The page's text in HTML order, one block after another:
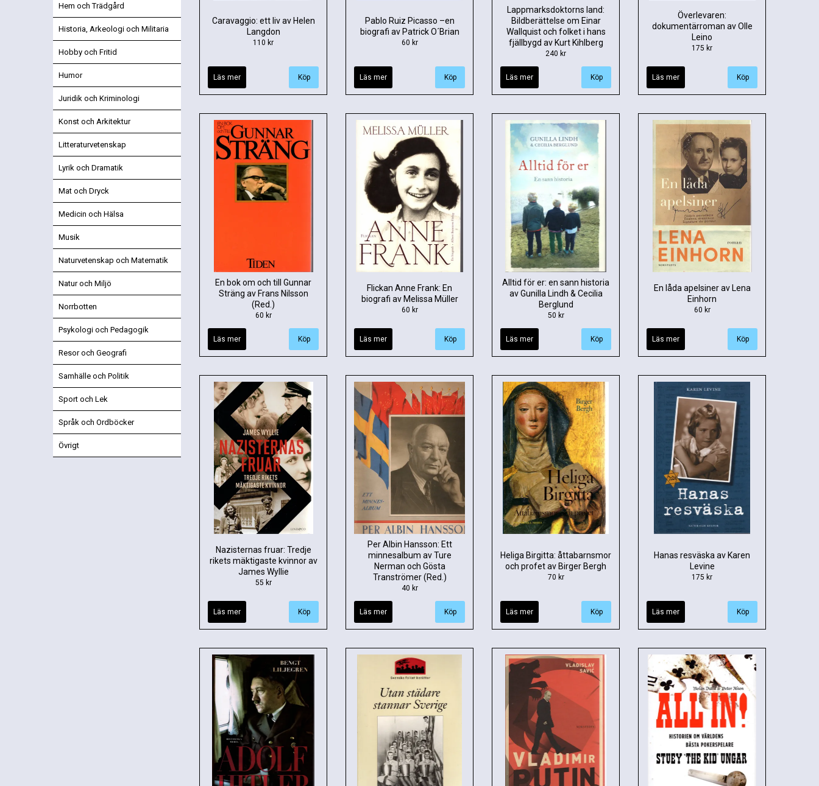
Hem och Trädgård
Historia, Arkeologi och Militaria
Hobby och Fritid
Humor
Juridik och Kriminologi
Konst och Arkitektur
Litteraturvetenskap
Lyrik och Dramatik
Mat och Dryck
Medicin och Hälsa
Musik
Naturvetenskap och Matematik
Natur och Miljö
Norrbotten
Psykologi och Pedagogik
Resor och Geografi
Samhälle och Politik
Sport och Lek
Språk och Ordböcker
Övrigt
Caravaggio: ett liv av Helen
Langdon
110 kr
Läs mer
Pablo Ruiz Picasso –en
biografi av Patrick O´Brian
60 kr
Läs mer
Lappmarksdoktorns land:
Bildberättelse om Einar
Wallquist och folket i hans
fjällbygd av Kurt Kihlberg
240 kr
Läs mer
Överlevaren:
dokumentärroman av Olle
Leino
175 kr
Läs mer
En bok om och till Gunnar
Sträng av Frans Nilsson
(Red.)
60 kr
Läs mer
Flickan Anne Frank: En
biografi av Melissa Müller
60 kr
Läs mer
Alltid för er: en sann historia
av Gunilla Lindh & Cecilia
Berglund
50 kr
Läs mer
En låda apelsiner av Lena
Einhorn
60 kr
Läs mer
Nazisternas fruar: Tredje
rikets mäktigaste kvinnor av
James Wyllie
55 kr
Läs mer
Per Albin Hansson: Ett
minnesalbum av Ture
Nerman och Gösta
Tranströmer (Red.)
40 kr
Läs mer
Heliga Birgitta: åttabarnsmor
och profet av Birger Bergh
70 kr
Läs mer
Hanas resväska av Karen
Levine
175 kr
Läs mer